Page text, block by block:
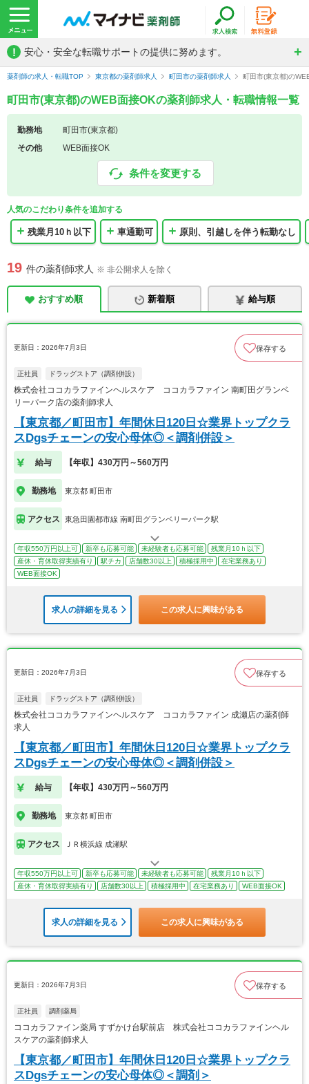
! 安心・安全な転職サポートの提供に努めます。
薬剤師の求人・転職TOP 東京都の薬剤師求人 町田市の薬剤師求人 町田市(東京都)の
町田市(東京都)のWEB面接OKの薬剤師求人・転職情報一覧
勤務地
町田市(東京都)
その他
WEB面接OK
条件を変更する
人気のこだわり条件を追加する
残業月10ｈ以下 車通勤可 原則、引越しを伴う転勤なし
19 件の薬剤師求人 ※ 非公開求人を除く
おすすめ順 新着順 給与順
更新日：2026年7月3日 保存する
正社員 ドラッグストア（調剤併設）
株式会社ココカラファインヘルスケア ココカラファイン 南町田グランベ
リーパーク店の薬剤師求人
【東京都／町田市】年間休日120日☆業界トップクラ
スDgsチェーンの安心母体◎＜調剤併設＞
給与 【年収】430万円～560万円
勤務地 東京都 町田市
アクセス 東急田園都市線 南町田グランベリーパーク駅
年収550万円以上可 新卒も応募可能 未経験者も応募可能
残業月10ｈ以下
産休・育休取得実績有り
駅チカ 店舗数30以上 積極採用中
在宅業務あり
WEB面接OK
求人の詳細を見る この求人に興味がある
更新日：2026年7月3日 保存する
正社員 ドラッグストア（調剤併設）
株式会社ココカラファインヘルスケア ココカラファイン 成瀬店の薬剤師
求人
【東京都／町田市】年間休日120日☆業界トップクラ
スDgsチェーンの安心母体◎＜調剤併設＞
給与 【年収】430万円～560万円
勤務地 東京都 町田市
アクセス ＪＲ横浜線 成瀬駅
年収550万円以上可 新卒も応募可能 未経験者も応募可能
残業月10ｈ以下
産休・育休取得実績有り
店舗数30以上 積極採用中 在宅業務あり WEB面接OK
求人の詳細を見る この求人に興味がある
更新日：2026年7月3日 保存する
正社員 調剤薬局
ココカラファイン薬局 すずかけ台駅前店 株式会社ココカラファインヘル
スケアの薬剤師求人
【東京都／町田市】年間休日120日☆業界トップクラ
スDgsチェーンの安心母体◎＜調剤＞